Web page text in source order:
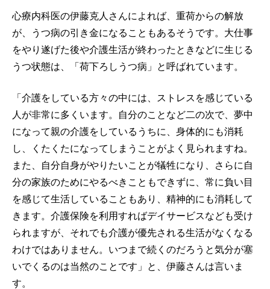
心療内科医の伊藤克人さんによれば、重荷からの解放
が、うつ病の引き金になることもあるそうです。大仕事
をやり遂げた後や介護生活が終わったときなどに生じる
うつ状態は、「荷下ろしうつ病」と呼ばれています。
「介護をしている方々の中には、ストレスを感じている
人が非常に多くいます。自分のことなど二の次で、夢中
になって親の介護をしているうちに、身体的にも消耗
し、くたくたになってしまうことがよく見られますね。
また、自分自身がやりたいことが犠牲になり、さらに自
分の家族のためにやるべきこともできずに、常に負い目
を感じて生活していることもあり、精神的にも消耗して
きます。介護保険を利用すればデイサービスなども受け
られますが、それでも介護が優先される生活がなくなる
わけではありません。いつまで続くのだろうと気分が塞
いでくるのは当然のことです」と、伊藤さんは言いま
す。